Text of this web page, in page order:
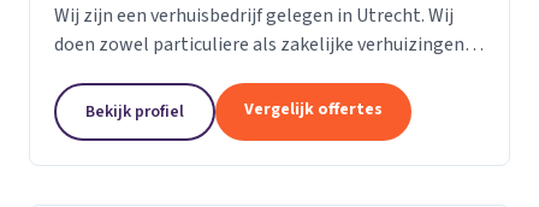
Wij zijn een verhuisbedrijf gelegen in Utrecht. Wij
doen zowel particuliere als zakelijke verhuizingen.
opslag van inboedel, de- en montageservice,...
Bekijk profiel Vergelijk offertes